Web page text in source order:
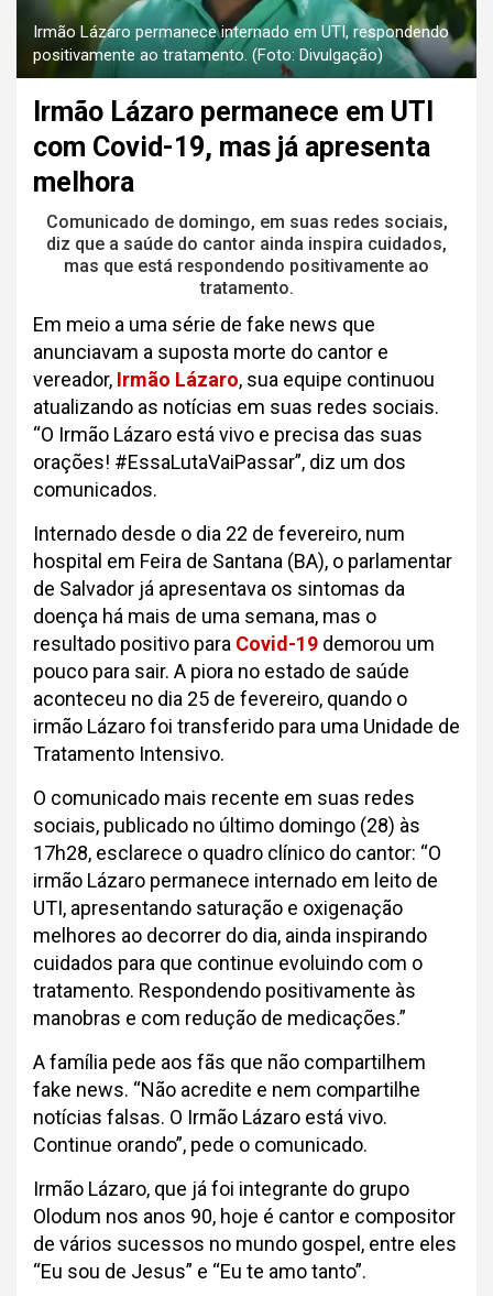
Irmão Lázaro permanece internado em UTI, respondendo
positivamente ao tratamento. (Foto: Divulgação)
Irmão Lázaro permanece em UTI
com Covid-19, mas já apresenta
melhora
Comunicado de domingo, em suas redes sociais,
diz que a saúde do cantor ainda inspira cuidados,
mas que está respondendo positivamente ao
tratamento.
Em meio a uma série de fake news que
anunciavam a suposta morte do cantor e
vereador, Irmão Lázaro, sua equipe continuou
atualizando as notícias em suas redes sociais.
“O Irmão Lázaro está vivo e precisa das suas
orações! #EssaLutaVaiPassar”, diz um dos
comunicados.
Internado desde o dia 22 de fevereiro, num
hospital em Feira de Santana (BA), o parlamentar
de Salvador já apresentava os sintomas da
doença há mais de uma semana, mas o
resultado positivo para Covid-19 demorou um
pouco para sair. A piora no estado de saúde
aconteceu no dia 25 de fevereiro, quando o
irmão Lázaro foi transferido para uma Unidade de
Tratamento Intensivo.
O comunicado mais recente em suas redes
sociais, publicado no último domingo (28) às
17h28, esclarece o quadro clínico do cantor: “O
irmão Lázaro permanece internado em leito de
UTI, apresentando saturação e oxigenação
melhores ao decorrer do dia, ainda inspirando
cuidados para que continue evoluindo com o
tratamento. Respondendo positivamente às
manobras e com redução de medicações.”
A família pede aos fãs que não compartilhem
fake news. “Não acredite e nem compartilhe
notícias falsas. O Irmão Lázaro está vivo.
Continue orando”, pede o comunicado.
Irmão Lázaro, que já foi integrante do grupo
Olodum nos anos 90, hoje é cantor e compositor
de vários sucessos no mundo gospel, entre eles
“Eu sou de Jesus” e “Eu te amo tanto”.